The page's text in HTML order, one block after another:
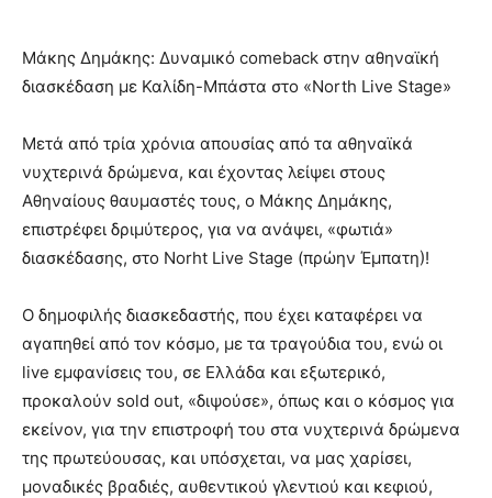
Mάκης Δημάκης: Δυναμικό comeback στην αθηναϊκή
διασκέδαση με Καλίδη-Μπάστα στο «North Live Stage»
Μετά από τρία χρόνια απουσίας από τα αθηναϊκά
νυχτερινά δρώμενα, και έχοντας λείψει στους
Αθηναίους θαυμαστές τους, ο Μάκης Δημάκης,
επιστρέφει δριμύτερος, για να ανάψει, «φωτιά»
διασκέδασης, στο Norht Live Stage (πρώην Έμπατη)!
Ο δημοφιλής διασκεδαστής, που έχει καταφέρει να
αγαπηθεί από τον κόσμο, με τα τραγούδια του, ενώ οι
live εμφανίσεις του, σε Ελλάδα και εξωτερικό,
προκαλούν sold out, «διψούσε», όπως και ο κόσμος για
εκείνον, για την επιστροφή του στα νυχτερινά δρώμενα
της πρωτεύουσας, και υπόσχεται, να μας χαρίσει,
μοναδικές βραδιές, αυθεντικού γλεντιού και κεφιού,